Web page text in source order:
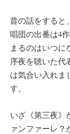
昔の話をすると
唱団の出番は4
まるのはいつに
序夜を聴いた代
は気合い入れま
す。
いざ《第三夜》
ァンファーレ？